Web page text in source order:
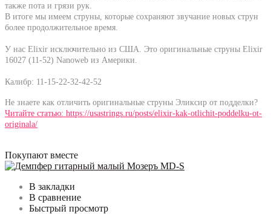
также пота и грязи рук.
В итоге мы имеем струны, которые сохраняют звучание новых струн
более продолжительное время.
У нас Elixir исключительно из США. Это оригинальные струны Elixir
16027 (11-52) Nanoweb из Америки.
Калибр: 11-15-22-32-42-52
Не знаете как отличить оригинальные струны Эликсир от подделки?
Читайте статью: https://usastrings.ru/posts/elixir-kak-otlichit-poddelku-ot-
originala/
Покупают вместе
В закладки
В сравнение
Быстрый просмотр